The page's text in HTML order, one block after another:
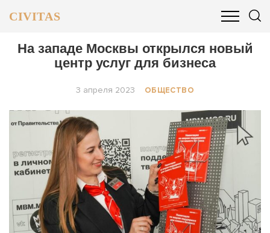
CIVITAS
ОБЩЕСТВО БИЗНЕС И ФИНАНСЫ
На западе Москвы открылся новый
центр услуг для бизнеса
3 апреля 2023 ОБЩЕСТВО